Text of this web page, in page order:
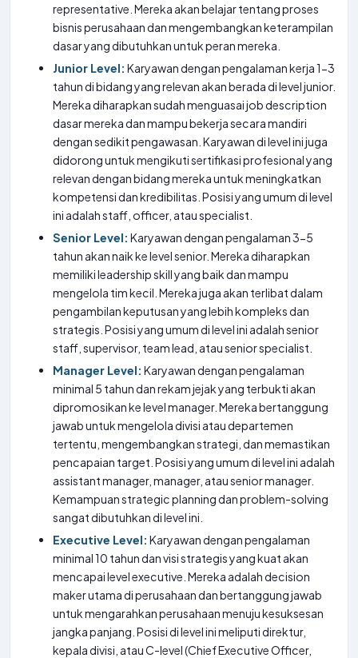
representative. Mereka akan belajar tentang proses
bisnis perusahaan dan mengembangkan keterampilan
dasar yang dibutuhkan untuk peran mereka.
Junior Level: Karyawan dengan pengalaman kerja 1-3
tahun di bidang yang relevan akan berada di level junior.
Mereka diharapkan sudah menguasai job description
dasar mereka dan mampu bekerja secara mandiri
dengan sedikit pengawasan. Karyawan di level ini juga
didorong untuk mengikuti sertifikasi profesional yang
relevan dengan bidang mereka untuk meningkatkan
kompetensi dan kredibilitas. Posisi yang umum di level
ini adalah staff, officer, atau specialist.
Senior Level: Karyawan dengan pengalaman 3-5
tahun akan naik ke level senior. Mereka diharapkan
memiliki leadership skill yang baik dan mampu
mengelola tim kecil. Mereka juga akan terlibat dalam
pengambilan keputusan yang lebih kompleks dan
strategis. Posisi yang umum di level ini adalah senior
staff, supervisor, team lead, atau senior specialist.
Manager Level: Karyawan dengan pengalaman
minimal 5 tahun dan rekam jejak yang terbukti akan
dipromosikan ke level manager. Mereka bertanggung
jawab untuk mengelola divisi atau departemen
tertentu, mengembangkan strategi, dan memastikan
pencapaian target. Posisi yang umum di level ini adalah
assistant manager, manager, atau senior manager.
Kemampuan strategic planning dan problem-solving
sangat dibutuhkan di level ini.
Executive Level: Karyawan dengan pengalaman
minimal 10 tahun dan visi strategis yang kuat akan
mencapai level executive. Mereka adalah decision
maker utama di perusahaan dan bertanggung jawab
untuk mengarahkan perusahaan menuju kesuksesan
jangka panjang. Posisi di level ini meliputi direktur,
kepala divisi, atau C-level (Chief Executive Officer,